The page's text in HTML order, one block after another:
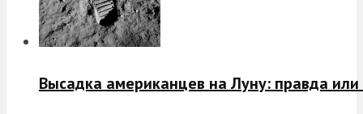
Высадка американцев на Луну: правда